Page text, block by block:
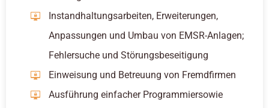
Instandhaltungsarbeiten, Erweiterungen,
Anpassungen und Umbau von EMSR-Anlagen;
Fehlersuche und Störungsbeseitigung
Einweisung und Betreuung von Fremdfirmen
Ausführung einfacher Programmiersowie